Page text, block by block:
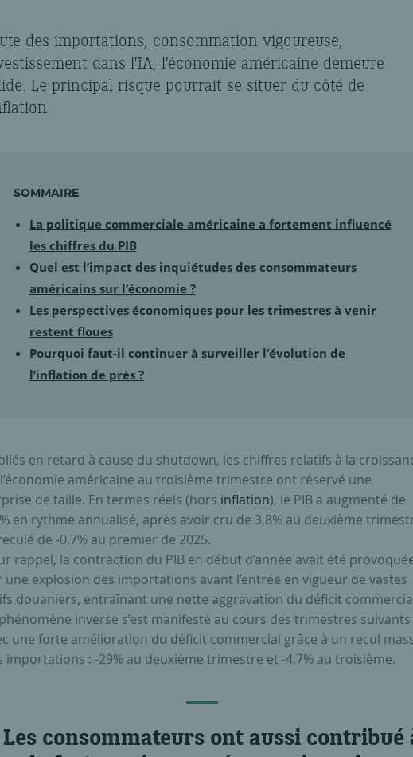
des importations, consommation vigoureuse,
dans l’IA, l’économie américaine demeure
Le principal risque pourrait se situer du côté de
SOMMAIRE
La politique commerciale américaine a fortement influencé
les chiffres du PIB
Quel est l’impact des inquiétudes des consommateurs
américains sur l’économie ?
Les perspectives économiques pour les trimestres à venir
restent floues
Pourquoi faut-il continuer à surveiller l’évolution de
l’inflation de près ?
en retard à cause du shutdown, les chiffres relatifs à la
américaine au troisième trimestre ont réservé une
de taille. En termes réels (hors inflation), le PIB a augmenté de
en rythme annualisé, après avoir cru de 3,8% au deuxième
de -0,7% au premier de 2025.
rappel, la contraction du PIB en début d’année avait été
une explosion des importations avant l’entrée en vigueur de vastes
douaniers, entraînant une nette aggravation du déficit
inverse s’est manifesté au cours des trimestres suivants
une forte amélioration du déficit commercial grâce à un recul
importations : -29% au deuxième trimestre et -4,7% au troisième.
Les consommateurs ont aussi contribué